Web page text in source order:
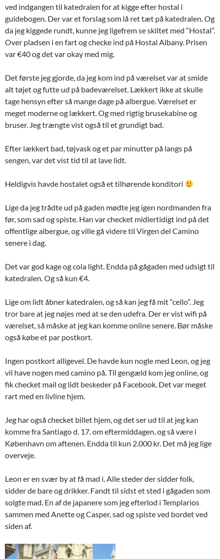
ved indgangen til katedralen for at kigge efter hostal i
guidebogen. Der var et forslag som lå ret tæt på katedralen. Og
da jeg kiggede rundt, kunne jeg ligefrem se skiltet med “Hostal”.
Over pladsen i en fart og checke ind på Hostal Albany. Prisen
var €40 og det var okay med mig.
Det første jeg gjorde, da jeg kom ind på værelset var at smide
alt tøjet og futte ud på badeværelset. Lækkert ikke at skulle
tage hensyn efter så mange dage på albergue. Værelset er
meget moderne og lækkert. Og med rigtig brusekabine og
bruser. Jeg trængte vist også til et grundigt bad.
Efter lækkert bad, tøjvask og et par minutter på langs på
sengen, var det vist tid til at lave lidt.
Heldigvis havde hostalet også et tilhørende konditori
Lige da jeg trådte ud på gaden mødte jeg igen nordmanden fra
før, som sad og spiste. Han var checket midlertidigt ind på det
offentlige albergue, og ville gå videre til Virgen del Camino
senere i dag.
Det var god kage og cola light. Endda på gågaden med udsigt til
katedralen. Og så kun €4.
Lige om lidt åbner katedralen, og så kan jeg få mit “cello”. Jeg
tror bare at jeg nøjes med at se den udefra. Der er vist wifi på
værelset, så måske at jeg kan komme online senere. Bør måske
også købe et par postkort.
Ingen postkort alligevel. De havde kun nogle med Leon, og jeg
vil have nogen med camino på. Til gengæld kom jeg online, og
fik checket mail og lidt beskeder på Facebook. Det var meget
rart med en livline hjem.
Jeg har også checket billet hjem, og det ser ud til at jeg kan
komme fra Santiago d. 17. om eftermiddagen, og så være i
København om aftenen. Endda til kun 2.000 kr. Det må jeg lige
overveje.
Leon er en svær by at få mad i. Alle steder der sidder folk,
sidder de bare og drikker. Fandt til sidst et sted i gågaden som
solgte mad. En af de japanere som jeg efterlod i Templarios
sammen med Anette og Casper, sad og spiste ved bordet ved
siden af.